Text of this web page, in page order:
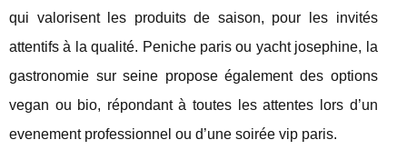
qui valorisent les produits de saison, pour les invités
attentifs à la qualité. Peniche paris ou yacht josephine, la
gastronomie sur seine propose également des options
vegan ou bio, répondant à toutes les attentes lors d’un
evenement professionnel ou d’une soirée vip paris.